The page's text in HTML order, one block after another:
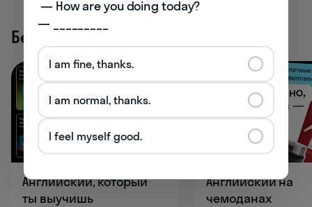
Бесплатные активности
Английский, который
ты выучишь
Английский на
чемоданах
— _________
I am fine, thanks.
I am normal, thanks.
I feel myself good.